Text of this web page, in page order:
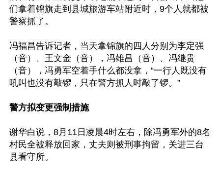
们拿着锦旗走到县城旅游车站附近时，9个人就都被
警察抓了。
冯福昌告诉记者，当天拿锦旗的四人分别为李定强
（音）、王文金（音），冯雄昌（音）、冯继贵
（音），冯勇军空着手什么都没拿，“一行人既没有
吼叫也没有敲锣，只在警方抓人时敲了锣。”
警方拟变更强制措施
谢华白说，8月11日凌晨4时左右，除冯勇军外的8名
村民全被释放回家，丈夫则被刑事拘留，关进三台
县看守所。